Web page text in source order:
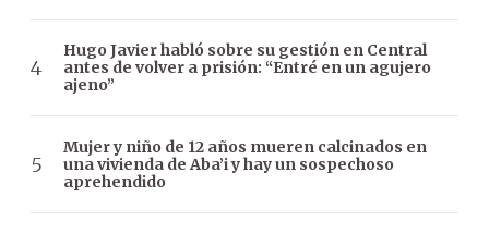
Hugo Javier habló sobre su gestión en Central
antes de volver a prisión: “Entré en un agujero
ajeno”
Mujer y niño de 12 años mueren calcinados en
una vivienda de Aba’i y hay un sospechoso
aprehendido